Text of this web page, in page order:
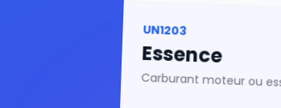
UN1203
Essence
Carburant moteur ou